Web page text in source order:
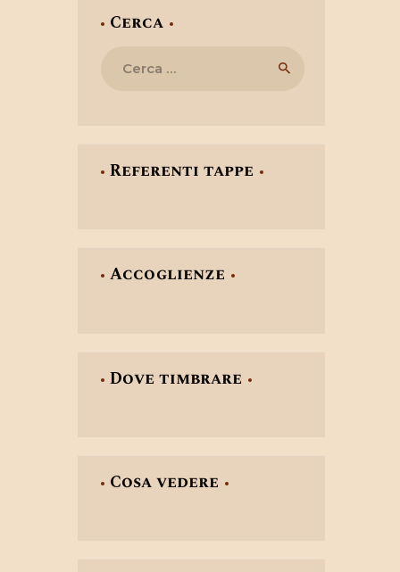
Cerca
per:
Referenti tappe
Accoglienze
Dove timbrare
Cosa vedere